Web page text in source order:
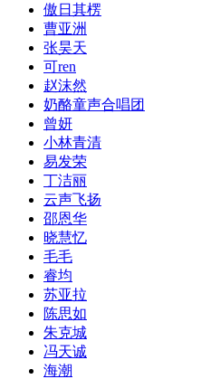
傲日其楞
曹亚洲
张昊天
可ren
赵沫然
奶酪童声合唱团
曾妍
小林青清
易发荣
丁洁丽
云声飞扬
邵恩华
晓慧忆
毛毛
睿均
苏亚拉
陈思如
朱克城
冯天诚
海潮